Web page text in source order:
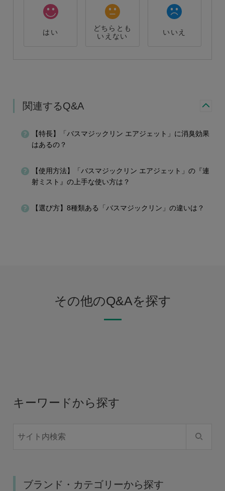
はい
どちらとも
いえない
いいえ
関連するQ&A
【特長】「バスマジックリン エアジェット」に消臭効果
はあるの？
【使用方法】「バスマジックリン エアジェット」の『連
射ミスト』の上手な使い方は？
【選び方】8種類ある「バスマジックリン」の違いは？
その他のQ&Aを探す
キーワードから探す
ブランド・カテゴリーから探す